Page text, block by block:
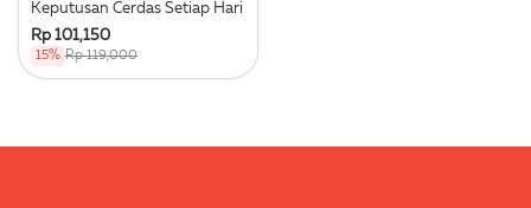
Keputusan Cerdas Setiap Hari
Rp 101,150
15% Rp 119,000